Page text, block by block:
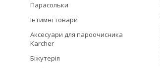
Парасольки
Інтимні товари
Аксесуари для пароочисника
Karcher
Біжутерія